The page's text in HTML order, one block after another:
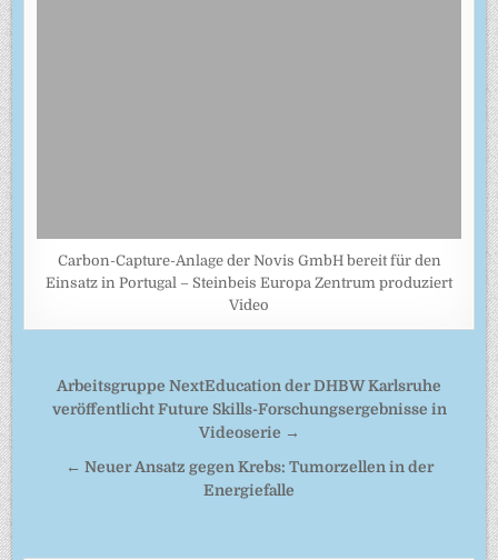
Carbon-Capture-Anlage der Novis GmbH bereit für den
Einsatz in Portugal – Steinbeis Europa Zentrum produziert
Video
Beitragsnavigation
Arbeitsgruppe NextEducation der DHBW Karlsruhe
veröffentlicht Future Skills-Forschungsergebnisse in
Videoserie →
← Neuer Ansatz gegen Krebs: Tumorzellen in der
Energiefalle